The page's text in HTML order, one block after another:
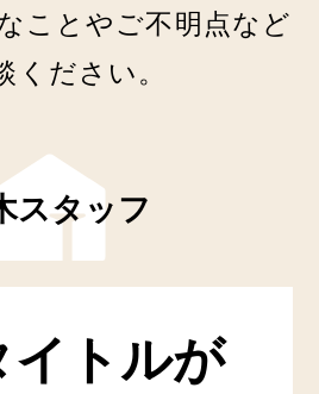
ことやご不明点など
ださい。
スタッフ
イトルが